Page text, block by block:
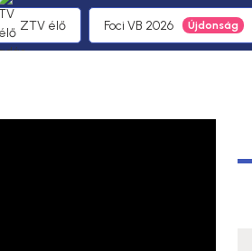
ZTV élő Foci VB 2026